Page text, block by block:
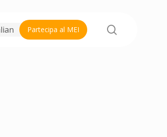
Partecipa al MEI